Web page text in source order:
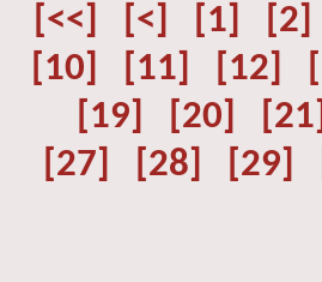
[<<] [<] [1] [2]
[10]
[11] [12]
[19]
[20] [21]
[27]
[28] [29]